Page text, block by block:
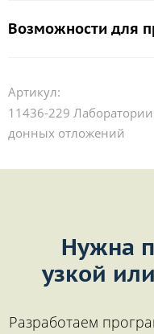
Возможности для
Артикул:
11436-229
донных отложений
Нужна
узкой
Разработаем